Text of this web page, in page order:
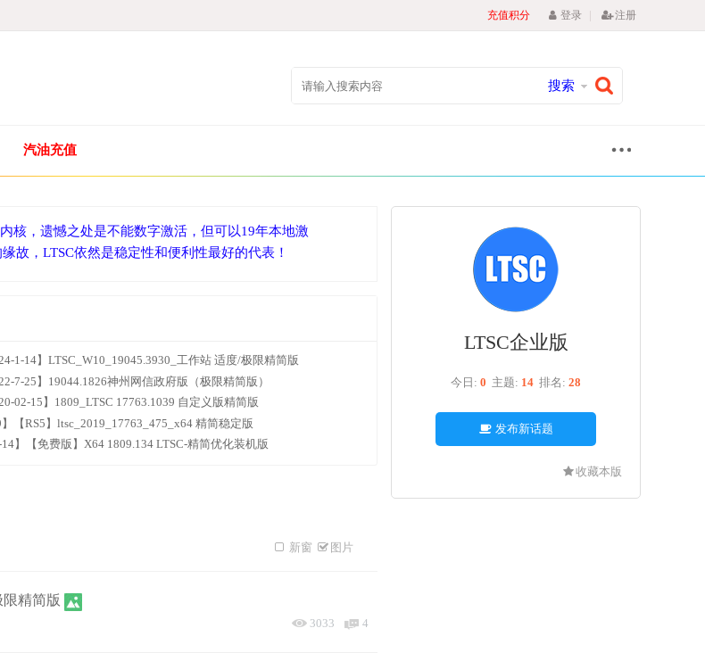
充值积分 登录 | 注册
搜索
汽油充值
核，遗憾之处是不能数字激活，但可以19年本地激
故，LTSC依然是稳定性和便利性最好的代表！
1-14】LTSC_W10_19045.3930_工作站 适度/极限精简版
7-25】19044.1826神州网信政府版（极限精简版）
02-15】1809_LTSC 17763.1039 自定义版精简版
】【RS5】ltsc_2019_17763_475_x64 精简稳定版
14】【免费版】X64 1809.134 LTSC-精简优化装机版
新窗 图片
限精简版
3033 4
LTSC企业版
今日: 0 主题: 14 排名: 28
发布新话题
收藏本版